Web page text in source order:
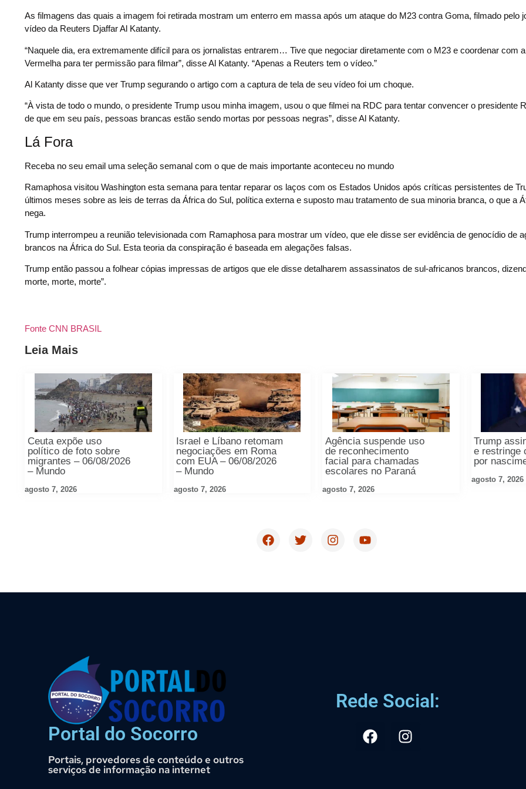
As filmagens das quais a imagem foi retirada mostram um enterro em massa após um ataque do M23 contra Goma, filmado pelo
vídeo da Reuters Djaffar Al Katanty.
“Naquele dia, era extremamente difícil para os jornalistas entrarem… Tive que negociar diretamente com o M23 e coordenar com
Vermelha para ter permissão para filmar”, disse Al Katanty. “Apenas a Reuters tem o vídeo.”
Al Katanty disse que ver Trump segurando o artigo com a captura de tela de seu vídeo foi um choque.
“À vista de todo o mundo, o presidente Trump usou minha imagem, usou o que filmei na RDC para tentar convencer o presidente
de que em seu país, pessoas brancas estão sendo mortas por pessoas negras”, disse Al Katanty.
Lá Fora
Receba no seu email uma seleção semanal com o que de mais importante aconteceu no mundo
Ramaphosa visitou Washington esta semana para tentar reparar os laços com os Estados Unidos após críticas persistentes de
últimos meses sobre as leis de terras da África do Sul, política externa e suposto mau tratamento de sua minoria branca, o que a
nega.
Trump interrompeu a reunião televisionada com Ramaphosa para mostrar um vídeo, que ele disse ser evidência de genocídio de
brancos na África do Sul. Esta teoria da conspiração é baseada em alegações falsas.
Trump então passou a folhear cópias impressas de artigos que ele disse detalharem assassinatos de sul-africanos brancos,
morte, morte, morte”.
Fonte CNN BRASIL
Leia Mais
Ceuta expõe uso
político de foto sobre
migrantes – 06/08/2026
– Mundo
agosto 7, 2026
Israel e Líbano retomam
negociações em Roma
com EUA – 06/08/2026
– Mundo
agosto 7, 2026
Agência suspende uso
de reconhecimento
facial para chamadas
escolares no Paraná
agosto 7, 2026
Trump
e restringe
por
agosto 7, 2026
Portal do Socorro
Portais, provedores de conteúdo e outros
serviços de informação na internet
Rede Social: